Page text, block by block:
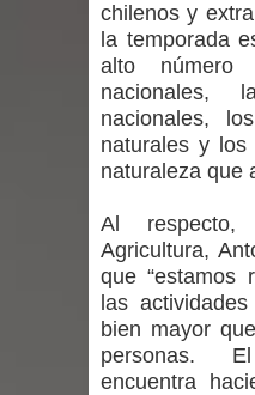
ministra de
Linares:
Seremi de
mantiene
niños y
Del anime
de Chile
chilenos y
la temporada
alto número
nacionales,
nacionales,
naturales y
naturaleza que
Al
Agricultura,
que “estamos
las
bien mayor
personas.
encuentra